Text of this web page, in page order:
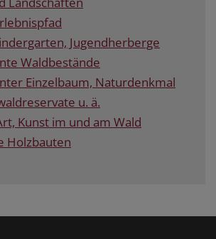
Jugendherberge
Waldbestände
Einzelbaum, Naturdenkmal
u. ä.
Kunst im und am Wald
Holzbauten